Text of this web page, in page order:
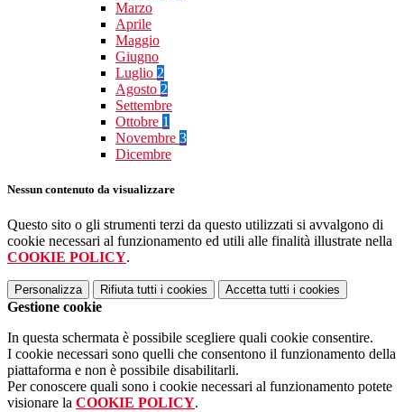
Marzo
Aprile
Maggio
Giugno
Luglio 2
Agosto 2
Settembre
Ottobre 1
Novembre 3
Dicembre
Nessun contenuto da visualizzare
Questo sito o gli strumenti terzi da questo utilizzati si avvalgono di
cookie necessari al funzionamento ed utili alle finalità illustrate nella
COOKIE POLICY.
Personalizza Rifiuta tutti i cookies Accetta tutti i cookies
Gestione cookie
In questa schermata è possibile scegliere quali cookie consentire.
I cookie necessari sono quelli che consentono il funzionamento della
piattaforma e non è possibile disabilitarli.
Per conoscere quali sono i cookie necessari al funzionamento potete
visionare la COOKIE POLICY.